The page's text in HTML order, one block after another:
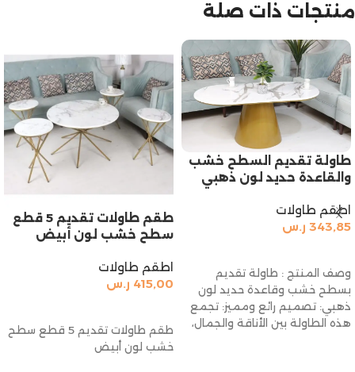
منتجات ذات صلة
طاولة تقديم السطح خشب
والقاعدة حديد لون ذهبي
اطقم طاولات
343,85 ر.س
وصف المنتج : طاولة تقديم
بسطح خشب وقاعدة حديد لون
ذهبي: تصميم رائع ومميز: تجمع
هذه الطاولة بين الأناقة والجمال،
طقم طاولات تقديم 5 قطع
سطح خشب لون أبيض
اطقم طاولات
415,00 ر.س
طقم طاولات تقديم 5 قطع سطح
خشب لون أبيض